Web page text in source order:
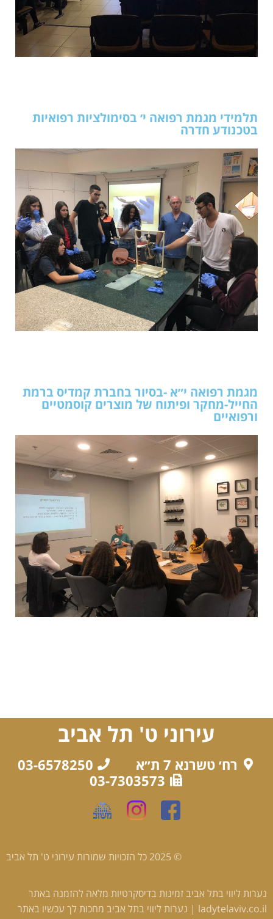
תלמידי מגמת רפואה י׳ בסימולציות רפואיות
בטכנודע חדרה
מגמת רפואה י״א -בסיור בחברת קמדיס ברמת
החייל-מחקר ופיתוח של מוצרים קוסמטיים
ורפואיים
עירוני ט' תל אביב
רח׳ טשרנא 7 ת״א
03-6578250
03-7303573
© 2025 כל הזכויות שמורות עירוני ט' תל אביב
נערות ליווי בתל אביבזמינות בדיסקרטיות מלאה להזמנה באתר
‎ladytelaviv.co.il |
נערות ליווי בתל אביב מחכות לך עכשיו באתר